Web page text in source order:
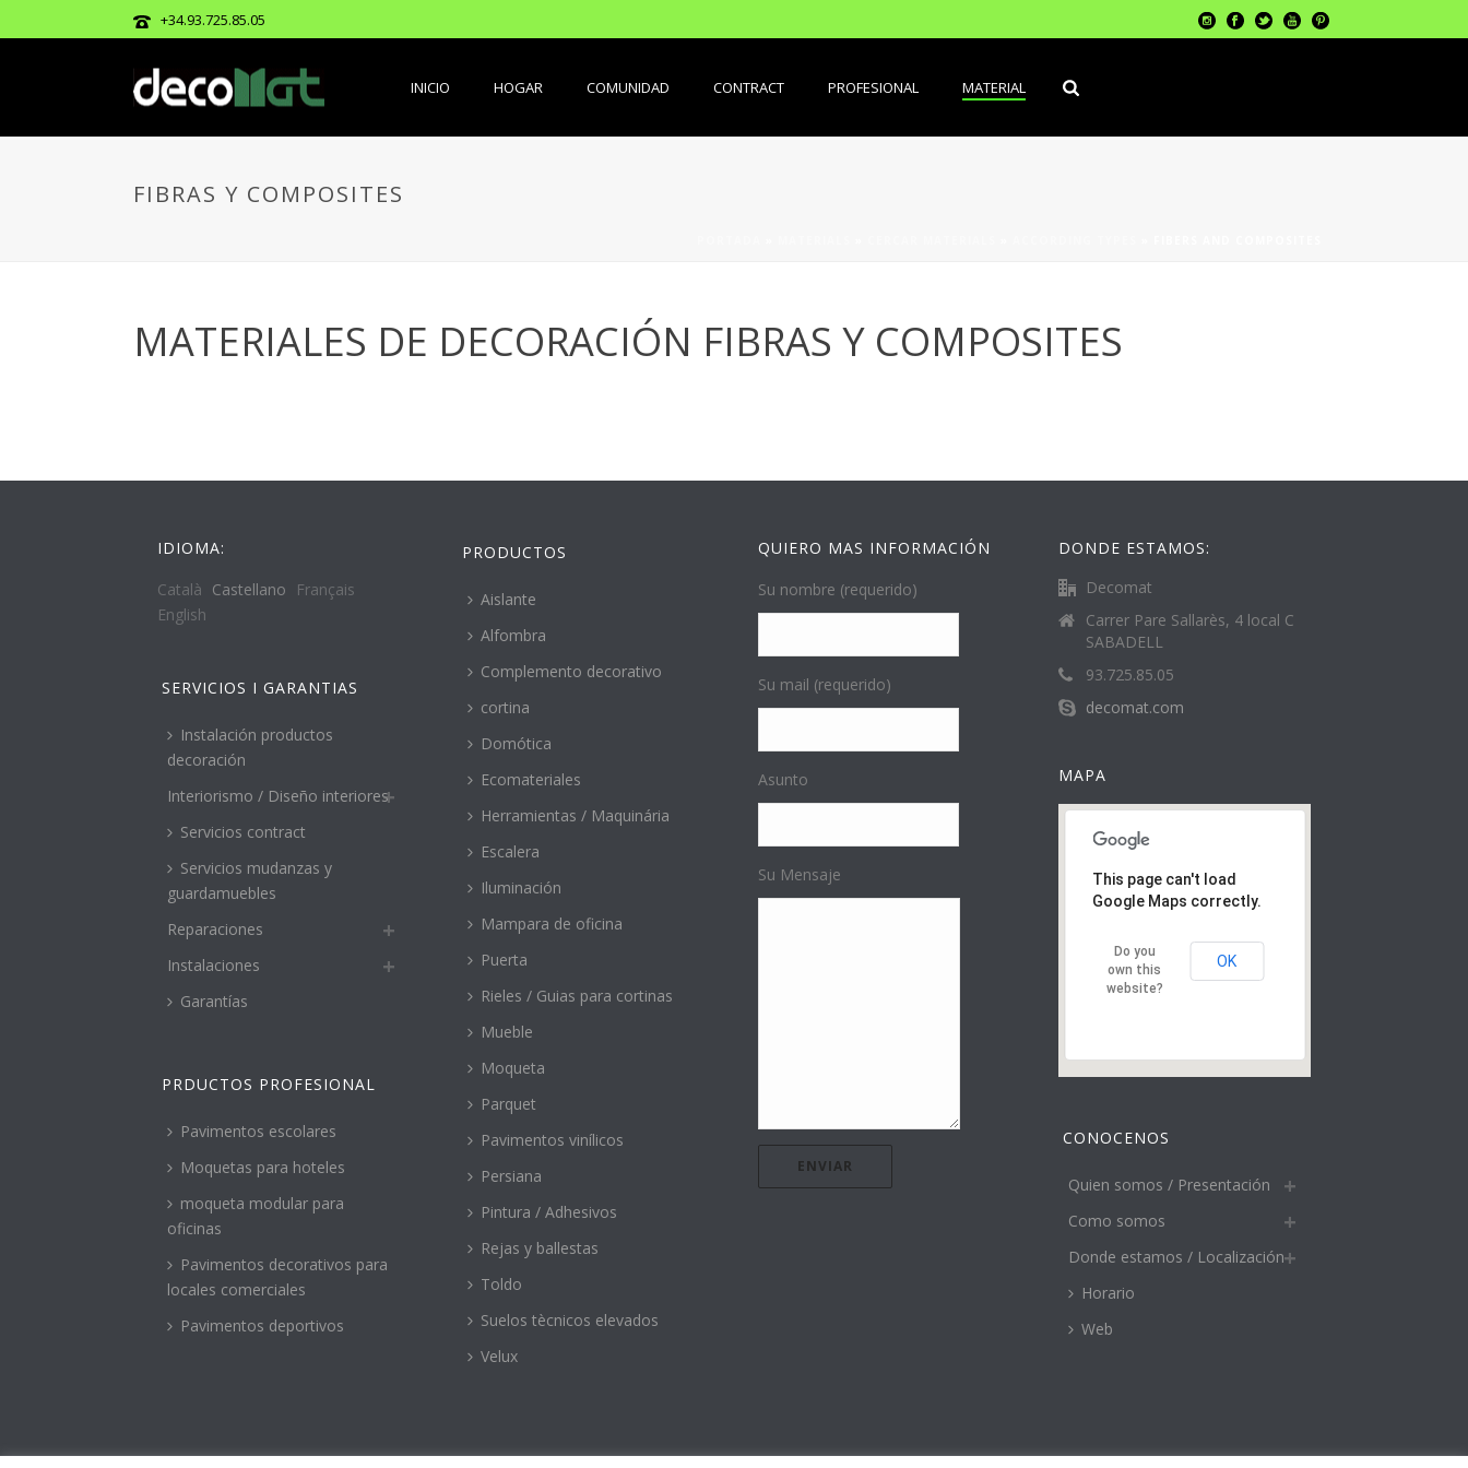
+34.93.725.85.05
INICIO HOGAR COMUNIDAD CONTRACT PROFESIONAL MATERIAL
FIBRAS Y COMPOSITES
MATERIALES DE DECORACIÓN FIBRAS Y COMPOSITES
IDIOMA:
Català Castellano
Français
English
SERVICIOS I GARANTIAS
Instalación productos
decoración
Interiorismo / Diseño interiores
Servicios contract
Servicios mudanzas y
guardamuebles
Reparaciones
Instalaciones
Garantías
PRDUCTOS PROFESIONAL
Pavimentos escolares
Moquetas para hoteles
moqueta modular para
oficinas
Pavimentos decorativos para
locales comerciales
Pavimentos deportivos
PRODUCTOS
Aislante
Alfombra
Complemento decorativo
cortina
Domótica
Ecomateriales
Herramientas / Maquinária
Escalera
Iluminación
Mampara de oficina
Puerta
Rieles / Guias para cortinas
Mueble
Moqueta
Parquet
Pavimentos vinílicos
Persiana
Pintura / Adhesivos
Rejas y ballestas
Toldo
Suelos tècnicos elevados
Velux
QUIERO MAS INFORMACIÓN
Su nombre (requerido)
Su mail (requerido)
Asunto
Su Mensaje
DONDE ESTAMOS:
Decomat
Carrer Pare Sallarès, 4 local C
SABADELL
93.725.85.05
decomat.com
MAPA
This page can't load
Google Maps correctly.
Do you
own this
website?
OK
CONOCENOS
Quien somos / Presentación
Como somos
Donde estamos / Localización
Horario
Web